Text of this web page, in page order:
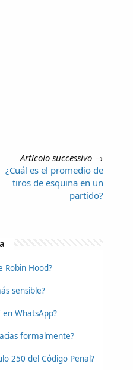
Articolo successivo →
¿Cuál es el promedio de
tiros de esquina en un
partido?
Robin Hood?
sensible?
en WhatsApp?
formalmente?
250 del Código Penal?